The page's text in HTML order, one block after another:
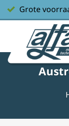
naar
Grote